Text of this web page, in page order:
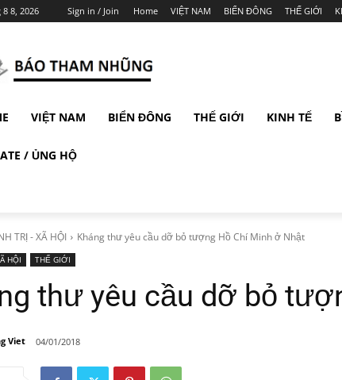
8, 2026 Sign in / Join Home VIỆT NAM BIỂN ĐÔNG THẾ GIỚI
VIỆT NAM BIỂN ĐÔNG THẾ GIỚI KINH TẾ
/ ỦNG HỘ
TRỊ - XÃ HỘI Kháng thư yêu cầu dỡ bỏ tượng Hồ Chí Minh ở Nhật
HỘI THẾ GIỚI
thư yêu cầu dỡ bỏ
Viet 04/01/2018